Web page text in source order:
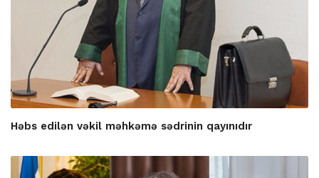
Həbs edilən vəkil məhkəmə sədrinin qayınıdır